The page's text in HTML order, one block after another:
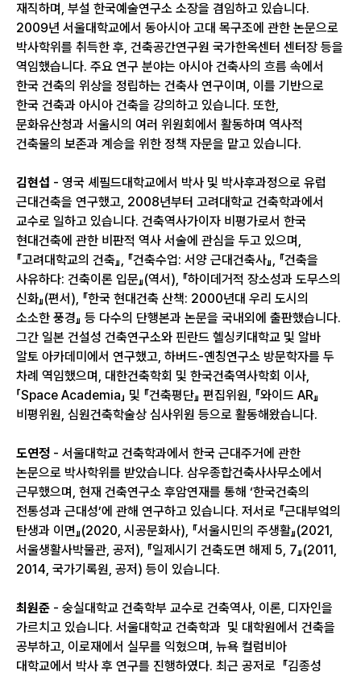
재직하며, 부설 한국예술연구소 소장을 겸임하고 있습니다.
2009년 서울대학교에서 동아시아 고대 목구조에 관한 논문으로
박사학위를 취득한 후, 건축공간연구원 국가한옥센터 센터장 등을
역임했습니다. 주요 연구 분야는 아시아 건축사의 흐름 속에서
한국 건축의 위상을 정립하는 건축사 연구이며, 이를 기반으로
한국 건축과 아시아 건축을 강의하고 있습니다. 또한,
문화유산청과 서울시의 여러 위원회에서 활동하며 역사적
건축물의 보존과 계승을 위한 정책 자문을 맡고 있습니다.
김현섭 - 영국 셰필드대학교에서 박사 및 박사후과정으로 유럽
근대건축을 연구했고, 2008년부터 고려대학교 건축학과에서
교수로 일하고 있습니다. 건축역사가이자 비평가로서 한국
현대건축에 관한 비판적 역사 서술에 관심을 두고 있으며,
『고려대학교의 건축』, 『건축수업: 서양 근대건축사』, 『건축을
사유하다: 건축이론 입문』(역서), 『하이데거적 장소성과 도무스의
신화』(편서), 『한국 현대건축 산책: 2000년대 우리 도시의
소소한 풍경』 등 다수의 단행본과 논문을 국내외에 출판했습니다.
그간 일본 건설성 건축연구소와 핀란드 헬싱키대학교 및 알바
알토 아카데미에서 연구했고, 하버드-옌칭연구소 방문학자를 두
차례 역임했으며, 대한건축학회 및 한국건축역사학회 이사,
「Space Academia」 및 『건축평단』 편집위원, 『와이드 AR』
비평위원, 심원건축학술상 심사위원 등으로 활동해왔습니다.
도연정 - 서울대학교 건축학과에서 한국 근대주거에 관한
논문으로 박사학위를 받았습니다. 삼우종합건축사사무소에서
근무했으며, 현재 건축연구소 후암연재를 통해 ‘한국건축의
전통성과 근대성’에 관해 연구하고 있습니다. 저서로 『근대부엌의
탄생과 이면』(2020, 시공문화사), 『서울시민의 주생활』(2021,
서울생활사박물관, 공저), 『일제시기 건축도면 해제 5, 7』(2011,
2014, 국가기록원, 공저) 등이 있습니다.
최원준 - 숭실대학교 건축학부 교수로 건축역사, 이론, 디자인을
가르치고 있습니다. 서울대학교 건축학과 및 대학원에서 건축을
공부하고, 이로재에서 실무를 익혔으며, 뉴욕 컬럼비아
대학교에서 박사 후 연구를 진행하였다. 최근 공저로 『김종성